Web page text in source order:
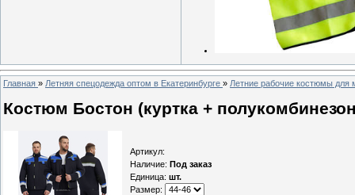
Главная » Летняя спецодежда оптом в Екатеринбурге » Летние рабочие костюмы для
Костюм Бостон (куртка +
Артикул:
Наличие: Под заказ
Единица: шт.
Размер: